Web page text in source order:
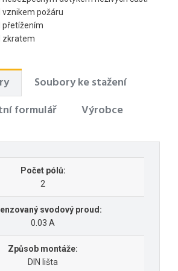
vznikem požáru
přetížením
zkratem
Soubory ke stažení
formulář
Výrobce
Počet pólů:
2
svodový proud:
0.03 A
Způsob montáže:
DIN lišta